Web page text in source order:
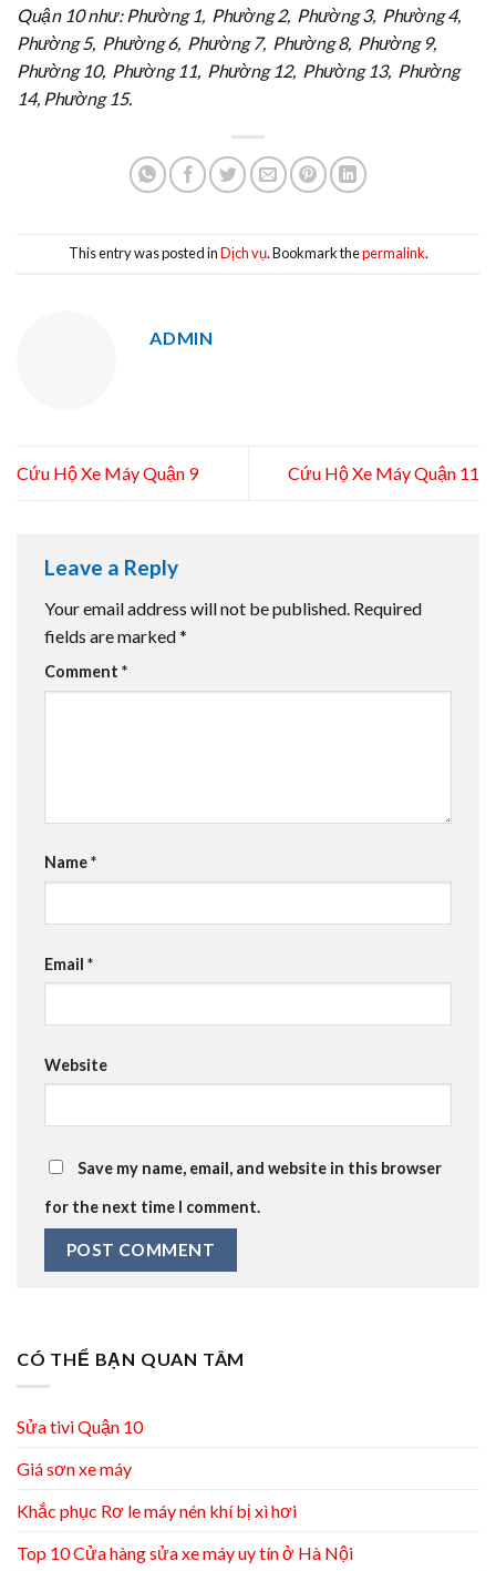
Quận 10 như: Phường 1, Phường 2, Phường 3, Phường 4,
Phường 5, Phường 6, Phường 7, Phường 8, Phường 9,
Phường 10, Phường 11, Phường 12, Phường 13, Phường
14, Phường 15.
This entry was posted inDịch vụ. Bookmark thepermalink.
ADMIN
Cứu Hộ Xe Máy Quận 9 Cứu Hộ Xe Máy Quận 11
Leave a Reply
Your email address will not be published. Required
fields are marked*
Comment *
Name*
Email *
Website
Save my name, email, and website in this browser
for the next time I comment.
CÓ THỂ BẠN QUAN TÂM
Sửa tivi Quận 10
Giá sơn xe máy
Khắc phục Rơ le máy nén khí bị xì hơi
Top 10 Cửa hàng sửa xe máy uy tín ở Hà Nội